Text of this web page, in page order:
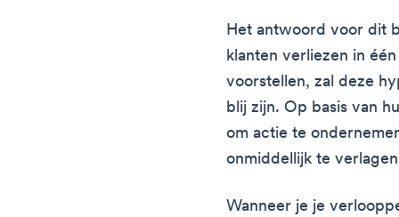
Het antwoord voor dit
klanten verliezen in
voorstellen, zal deze
blij zijn. Op basis van
om actie te
onmiddellijk te
Wanneer je je